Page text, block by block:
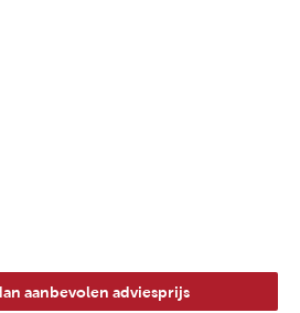
aanbevolen adviesprijs